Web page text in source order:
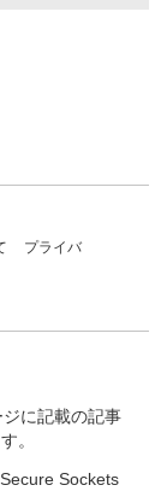
プライバ
に記載の記事
。
Sockets